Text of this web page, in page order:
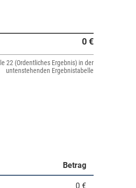
0 €
22 (Ordentliches Ergebnis) in der
untenstehenden Ergebnistabelle
Betrag
0 €